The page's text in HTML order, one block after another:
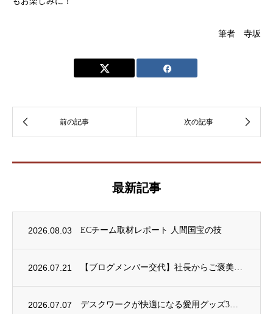
筆者 寺坂
最新記事
2026.08.03 ECチーム取材レポート 人間国宝の技
2026.07.21 【ブログメンバー交代】社長からご褒美ごはんをいただきました！
2026.07.07 デスクワークが快適になる愛用グッズ3選